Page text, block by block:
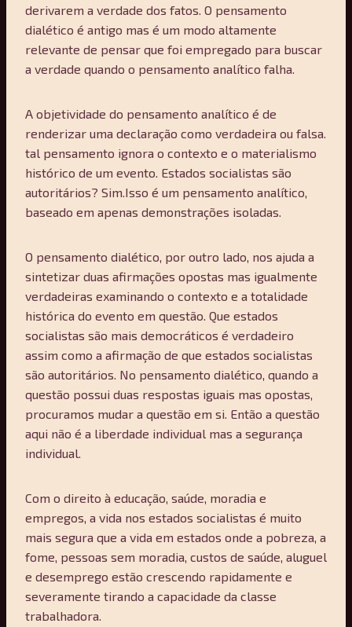
derivarem a verdade dos fatos. O pensamento
dialético é antigo mas é um modo altamente
relevante de pensar que foi empregado para buscar
a verdade quando o pensamento analítico falha.
A objetividade do pensamento analítico é de
renderizar uma declaração como verdadeira ou falsa.
tal pensamento ignora o contexto e o materialismo
histórico de um evento. Estados socialistas são
autoritários? Sim.Isso é um pensamento analítico,
baseado em apenas demonstrações isoladas.
O pensamento dialético, por outro lado, nos ajuda a
sintetizar duas afirmações opostas mas igualmente
verdadeiras examinando o contexto e a totalidade
histórica do evento em questão. Que estados
socialistas são mais democráticos é verdadeiro
assim como a afirmação de que estados socialistas
são autoritários. No pensamento dialético, quando a
questão possui duas respostas iguais mas opostas,
procuramos mudar a questão em si. Então a questão
aqui não é a liberdade individual mas a segurança
individual.
Com o direito à educação, saúde, moradia e
empregos, a vida nos estados socialistas é muito
mais segura que a vida em estados onde a pobreza, a
fome, pessoas sem moradia, custos de saúde, aluguel
e desemprego estão crescendo rapidamente e
severamente tirando a capacidade da classe
trabalhadora.